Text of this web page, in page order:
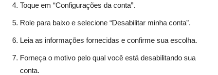
Toque em “Configurações da conta”.
Role para baixo e selecione “Desabilitar minha conta”.
Leia as informações fornecidas e confirme sua escolha.
Forneça o motivo pelo qual você está desabilitando sua
conta.